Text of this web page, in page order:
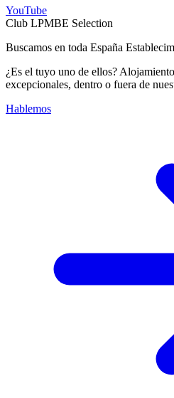
YouTube
Club LPMBE Selection
Buscamos en toda España
¿Es el tuyo uno de ellos?
excepcionales, dentro o fuera de
Hablemos